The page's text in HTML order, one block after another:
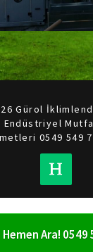
Gürol
0549 549
Hemen Ara! 0549